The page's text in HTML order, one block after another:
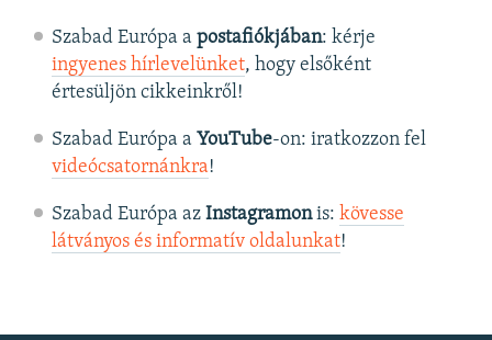
Szabad Európa a postafiókjában: kérje
ingyenes hírlevelünket, hogy elsőként
értesüljön cikkeinkről!
Szabad Európa a YouTube-on: iratkozzon fel
videócsatornánkra!
Szabad Európa az Instagramonis: kövesse
látványos és informatív oldalunkat! ​